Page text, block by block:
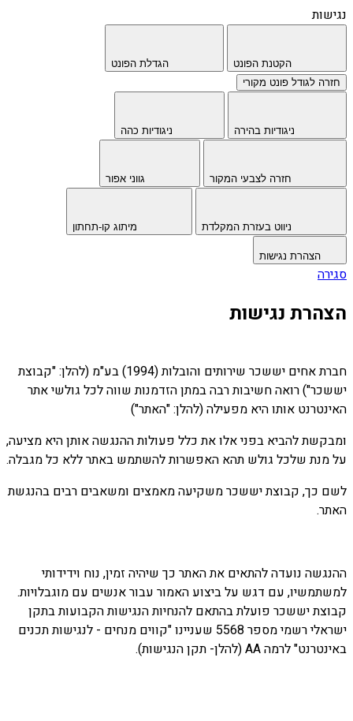
נגישות
הקטנת הפונט
הגדלת הפונט
חזרה לגודל פונט מקורי
ניגודיות בהירה ניגודיות כהה
חזרה לצבעי המקור גווני אפור
ניווט בעזרת המקלדת מיתוג קו-תחתון
סגירה
הצהרת נגישות
חברת אחים יששכר שירותים והובלות (1994) בע"מ (להלן: "קבוצת
יששכר") רואה חשיבות רבה במתן הזדמנות שווה לכל גולשי אתר
האינטרנט אותו היא מפעילה (להלן: "האתר")
ומבקשת להביא בפני אלו את כלל פעולות ההנגשה אותן היא מציעה,
על מנת שלכל גולש תהא האפשרות להשתמש באתר ללא כל מגבלה.
לשם כך, קבוצת יששכר משקיעה מאמצים ומשאבים רבים בהנגשת
האתר.
ההנגשה נועדה להתאים את האתר כך שיהיה זמין, נוח וידידותי
למשתמשיו, עם דגש על ביצוע האמור עבור אנשים עם מוגבלויות.
קבוצת יששכר פועלת בהתאם להנחיות הנגישות הקבועות בתקן
ישראלי רשמי מספר 5568 שעניינו "קווים מנחים - לנגישות תכנים
באינטרנט" לרמה AA (להלן- תקן הנגישות).